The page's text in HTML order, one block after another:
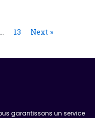
… 13 Next »
garantissons un service